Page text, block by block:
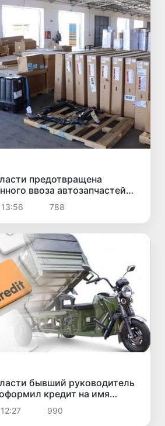
предотвращена
ввоза автозапчастей
3,5 млрд сумов
788
бывший руководитель
кредит на имя
его ведома и присвоил
990